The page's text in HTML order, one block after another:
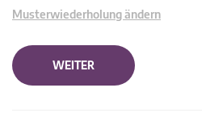
Musterwiederholung ändern
WEITER